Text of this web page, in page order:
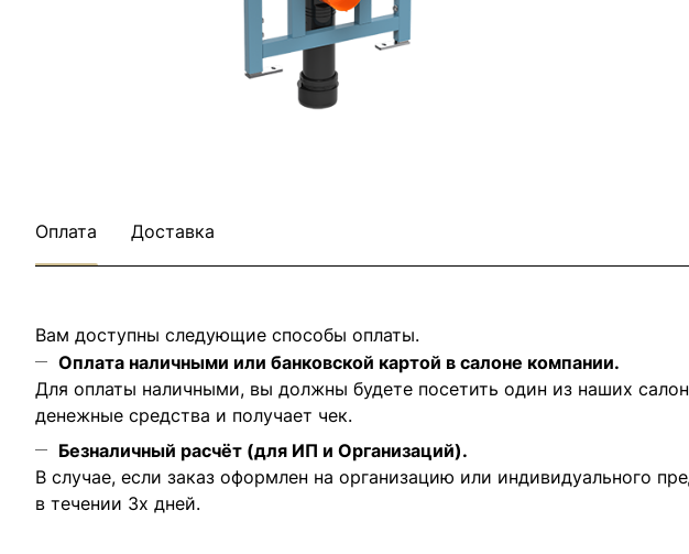
Оплата Доставка
Вам доступны следующие способы оплаты.
Оплата наличными или банковской картой в салоне компании.
Для оплаты наличными, вы должны будете посетить один из наших
денежные средства и получает чек.
Безналичный расчёт (для ИП и Организаций).
В случае, если заказ оформлен на организацию или индивидуального
в течении 3х дней.